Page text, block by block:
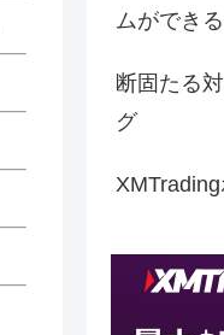
ムができ
断固たる
グ